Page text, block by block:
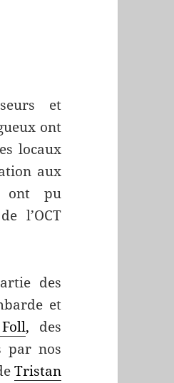
et
ont
locaux
aux
ont pu
l’OCT
des
et
, des
par nos
Tristan